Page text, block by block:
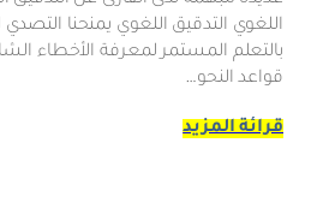
اللغوي التدقيق اللغوي يمنحنا
بالتعلم المستمر لمعرفة الأخطاء
قواعد النحو…
قرائة المزيد